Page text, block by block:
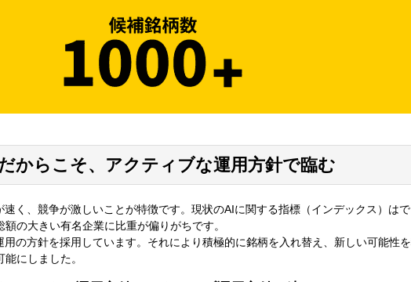
からこそ、アクティブな運用方針で臨む
く、競争が激しいことが特徴です。現状のAIに関する指標（インデックス）は
の大きい有名企業に比重が偏りがちです。
用の方針を採用しています。それにより積極的に銘柄を入れ替え、新しい可能性
にしました。